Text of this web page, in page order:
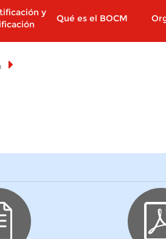
y
Qué es el BOCM